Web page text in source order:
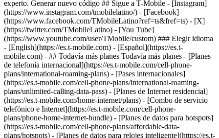
- ## Todavía más planes Todavía más planes - [Planes
de telefonía internacional](https://es.t-mobile.com/cell-phone-
plans/international-roaming-plans) - [Pases internacionales]
(https://es.t-mobile.com/cell-phone-plans/international-roaming-
plans/unlimited-calling-data-pass) - [Planes de Internet residencial]
(https://es.t-mobile.com/home-internet/plans) - [Combo de servicio
telefónico e Internet](https://es.t-mobile.com/cell-phone-
plans/phone-home-internet-bundle) - [Planes de datos para hotspots]
(https://es.t-mobile.com/cell-phone-plans/affordable-data-
plans/hotspots) - [Planes de datos para relojes inteligente](https://es.t-